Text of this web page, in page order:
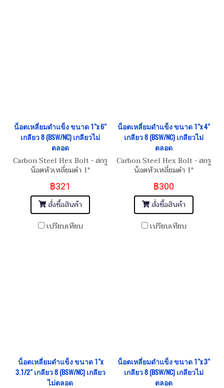
น็อตเหลี่ยมดำแข็ง ขนาด 1"x 6"
เกลียว 8 (BSW/NC) เกลียวไม่
ตลอด
Carbon Steel Hex Bolt - สกรู
น็อตหัวเหลี่ยมดำ 1"
(BSW/NC8) เกรดความแข็ง
10.9
฿321
สั่งซื้อสินค้า
เปรียบเทียบ
น็อตเหลี่ยมดำแข็ง ขนาด 1"x 4"
เกลียว 8 (BSW/NC) เกลียวไม่
ตลอด
Carbon Steel Hex Bolt - สกรู
น็อตหัวเหลี่ยมดำ 1"
(BSW/NC8) เกรดความแข็ง
10.9
฿300
สั่งซื้อสินค้า
เปรียบเทียบ
น็อตเหลี่ยมดำแข็ง ขนาด 1"x
3.1/2" เกลียว 8 (BSW/NC) เกลียว
ไม่ตลอด
น็อตเหลี่ยมดำแข็ง ขนาด 1"x 3"
เกลียว 8 (BSW/NC) เกลียวไม่
ตลอด